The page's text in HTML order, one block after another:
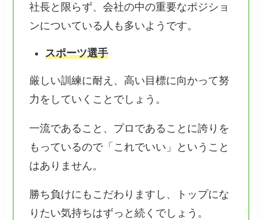
社長と限らず、会社の中の重要なポジショ
ンについている人も多いようです。
スポーツ選手
厳しい訓練に耐え、高い目標に向かって努
力をしていくことでしょう。
一流であること、プロであることに誇りを
もっているので「これでいい」ということ
はありません。
勝ち負けにもこだわりますし、トップにな
りたい気持ちはずっと続くでしょう。